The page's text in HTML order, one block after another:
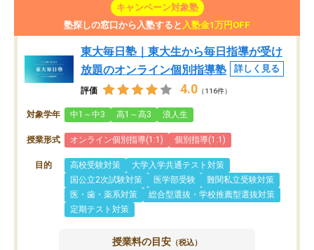
キャンペーン対象塾
塾探しの窓口から入塾すると 入塾金1万円OFF
東大毎日塾｜東大生から毎日指導が受け
放題のオンライン個別指導塾
詳しく見る
評価 4.0 （116件）
対象学年 中1～中3 高1～高3 浪人生
授業形式 オンライン個別指導(1:1) 個別指導(1:1)
目的 高校受験対策
大学入学共通テスト対策
国公立2次試験対策
医学部受験
難関私立受験対策
医・歯・薬系対策
総合型選抜・学校推薦型選抜対策
定期テスト対策
授業料の目安 （税込）